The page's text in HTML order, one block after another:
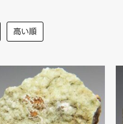
高い順